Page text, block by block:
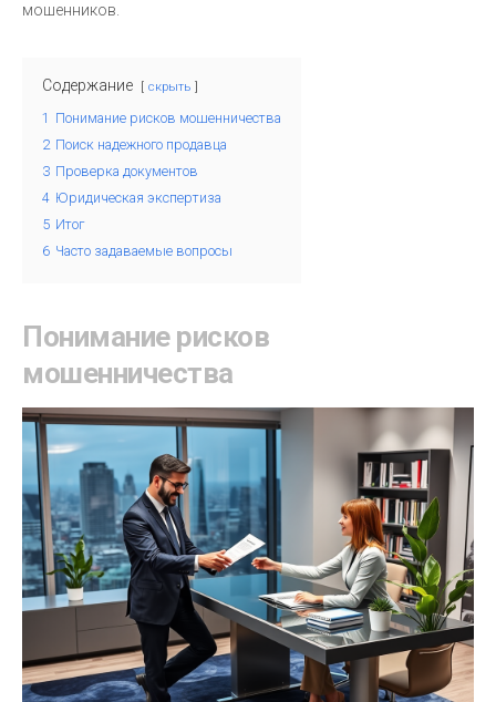
мошенников.
Содержание скрыть
1 Понимание рисков мошенничества
2 Поиск надежного продавца
3 Проверка документов
4 Юридическая экспертиза
5 Итог
6 Часто задаваемые вопросы
Понимание рисков
мошенничества